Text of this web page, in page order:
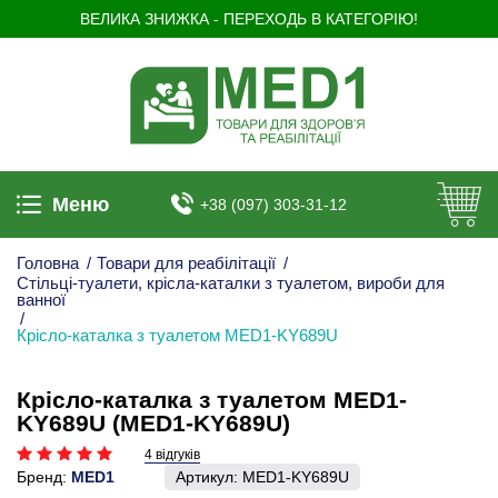
ВЕЛИКА ЗНИЖКА - ПЕРЕХОДЬ В КАТЕГОРІЮ!
Меню +38 (097) 303-31-12
Головна / Товари для реабілітації /
Стільці-туалети, крісла-каталки з туалетом, вироби для
ванної
/
Крісло-каталка з туалетом MED1-KY689U
Крісло-каталка з туалетом MED1-
KY689U (MED1-KY689U)
4 відгуків
Бренд: MED1 Артикул: MED1-KY689U